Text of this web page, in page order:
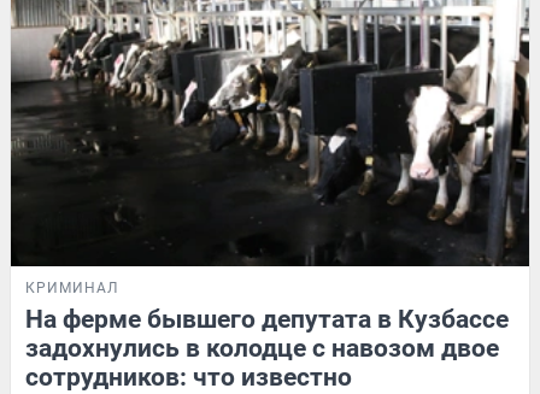
КРИМИНАЛ
На ферме бывшего депутата в Кузбассе
задохнулись в колодце с навозом двое
сотрудников: что известно